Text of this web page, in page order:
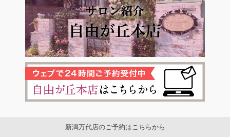
新潟万代店のご予約はこちらから